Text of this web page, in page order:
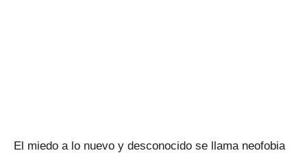
El miedo a lo nuevo y desconocido se llama neofobia